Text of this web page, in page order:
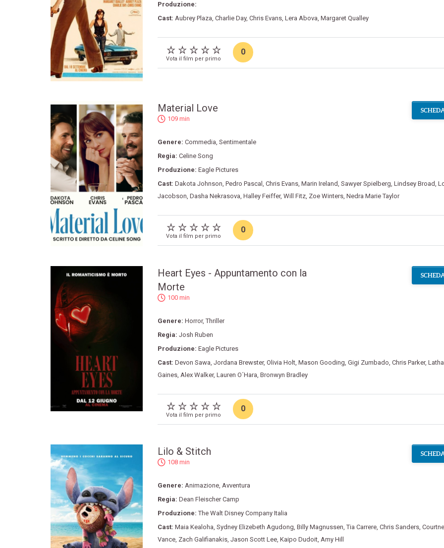
Produzione:
Cast: Aubrey Plaza, Charlie Day, Chris Evans, Lera Abova, Margaret Qualley
Vota il film per primo
0
Material Love
109 min
Genere: Commedia Sentimentale
Regia: Celine Song
Produzione: Eagle Pictures
Cast: Dakota Johnson Pedro Pascal Chris Evans, Marin Ireland Sawyer Spielberg Lindsey Broad
Jacobson Dasha Nekrasova Halley Feiffer, Will Fitz, Zoe Winters, Nedra Marie Taylor
Vota il film per primo
0
Heart Eyes - Appuntamento con la
Morte
100 min
Genere: Horror,Thriller
Regia: Josh Ruben
Produzione: Eagle Pictures
Cast: Devon Sawa Jordana Brewster, Olivia Holt, Mason Gooding Gigi Zumbado Chris Parker,
Gaines, Alex Walker, Lauren O´Hara Bronwyn Bradley
Vota il film per primo
0
Lilo & Stitch
108 min
Genere: Animazione, Avventura
Regia: Dean Fleischer Camp
Produzione:The Walt Disney Company Italia
Cast: Maia Kealoha Sydney Elizebeth Agudong Billy Magnussen ,Tia Carrere, Chris Sanders,
Vance, Zach Galifianakis, Jason Scott Lee, Kaipo Dudoit, Amy Hill